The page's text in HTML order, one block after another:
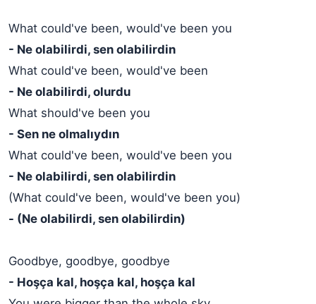
What could've been, would've been you
- Ne olabilirdi, sen olabilirdin
What could've been, would've been
- Ne olabilirdi, olurdu
What should've been you
- Sen ne olmalıydın
What could've been, would've been you
- Ne olabilirdi, sen olabilirdin
(What could've been, would've been you)
- (Ne olabilirdi, sen olabilirdin)
Goodbye, goodbye, goodbye
- Hoşça kal, hoşça kal, hoşça kal